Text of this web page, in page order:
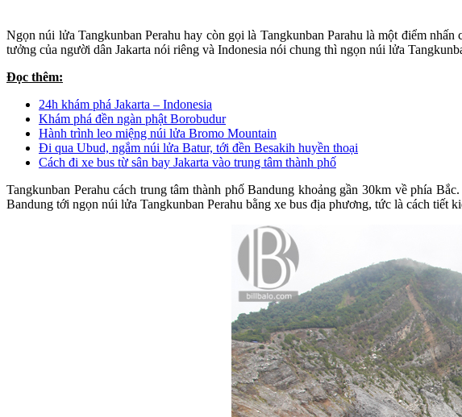
Ngọn núi lửa Tangkunban Perahu hay còn gọi là Tangkunban Parahu là một điểm
tưởng của người dân Jakarta nói riêng và Indonesia nói chung thì ngọn núi lửa
Đọc thêm:
24h khám phá Jakarta – Indonesia
Khám phá đền ngàn phật Borobudur
Hành trình leo miệng núi lửa Bromo Mountain
Đi qua Ubud, ngắm núi lửa Batur, tới đền Besakih huyền thoại
Cách đi xe bus từ sân bay Jakarta vào trung tâm thành phố
Tangkunban Perahu cách trung tâm thành phố Bandung khoảng gần 30km về phía
Bandung tới ngọn núi lửa Tangkunban Perahu bằng xe bus địa phương, tức là cách tiết